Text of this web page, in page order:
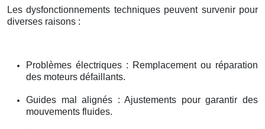
Les dysfonctionnements techniques peuvent survenir pour
diverses raisons :
Problèmes électriques : Remplacement ou réparation
des moteurs défaillants.
Guides mal alignés : Ajustements pour garantir des
mouvements fluides.